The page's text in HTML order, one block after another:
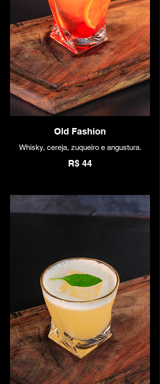
Old Fashion
Whisky, cereja, zuqueiro e angustura.
R$ 44